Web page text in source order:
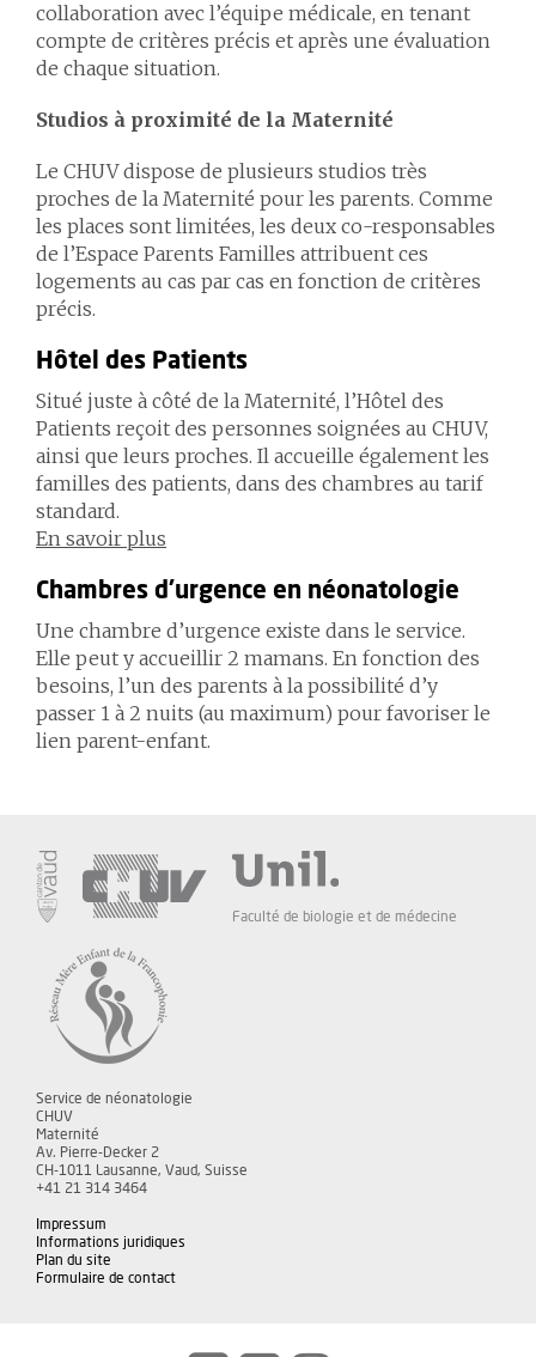
collaboration avec l’équipe médicale, en tenant
compte de critères précis et après une évaluation
de chaque situation.
Studios à proximité de la Maternité
Le CHUV dispose de plusieurs studios très
proches de la Maternité pour les parents. Comme
les places sont limitées, les deux co-responsables
de l’Espace Parents Familles attribuent ces
logements au cas par cas en fonction de critères
précis.
Hôtel des Patients
Situé juste à côté de la Maternité, l’Hôtel des
Patients reçoit des personnes soignées au CHUV,
ainsi que leurs proches. Il accueille également les
familles des patients, dans des chambres au tarif
standard.
En savoir plus
Chambres d’urgence en néonatologie
Une chambre d’urgence existe dans le service.
Elle peut y accueillir 2 mamans. En fonction des
besoins, l’un des parents à la possibilité d’y
passer 1 à 2 nuits (au maximum) pour favoriser le
lien parent-enfant.
Faculté de biologie et de médecine
Service de néonatologie
CHUV
Maternité
Av. Pierre-Decker 2
CH-1011 Lausanne, Vaud, Suisse
+41 21 314 3464
Impressum
Informations juridiques
Plan du site
Formulaire de contact